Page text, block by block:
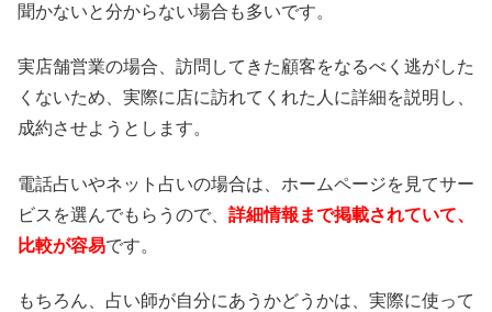
聞かないと分からない場合も多いです。
実店舗営業の場合、訪問してきた顧客をなるべく逃がした
くないため、実際に店に訪れてくれた人に詳細を説明し、
成約させようとします。
電話占いやネット占いの場合は、ホームページを見てサー
ビスを選んでもらうので、 詳細情報まで掲載されていて、
比較が容易です。
もちろん、占い師が自分にあうかどうかは、実際に使って